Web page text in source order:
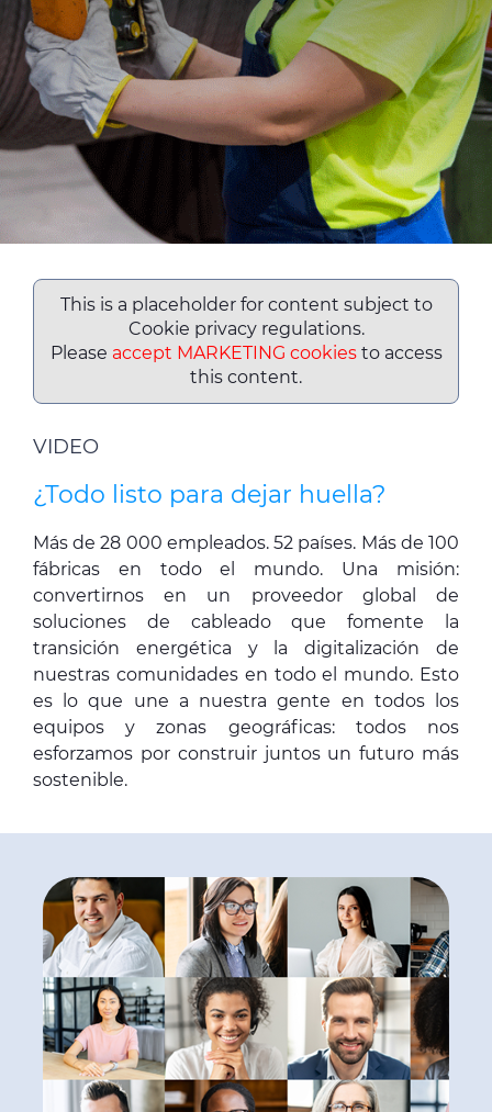
Media
Buscador Dop
People & Careers
Contáctanos
Web Global
CABLEAPP PRY CABLEAPP GC
PRYSMIAN CLUB
DISCOVER ENERGY
3D
This is a placeholder for content subject to
Cookie privacy regulations.
Please accept MARKETING cookiesto access
this content.
VIDEO
¿Todo listo para dejar huella?
Más de 28 000 empleados. 52 países. Más de 100
fábricas en todo el mundo. Una misión:
convertirnos en un proveedor global de
soluciones de cableado que fomente la
transición energética y la digitalización de
nuestras comunidades en todo el mundo. Esto
es lo que une a nuestra gente en todos los
equipos y zonas geográficas: todos nos
esforzamos por construir juntos un futuro más
sostenible.